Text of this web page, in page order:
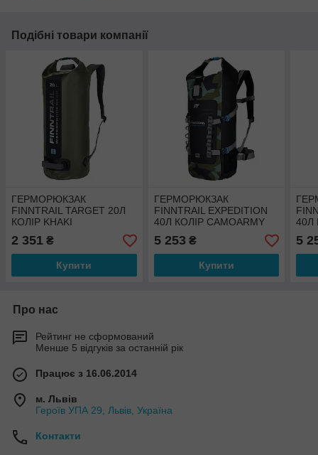
Подібні товари компанії
ГЕРМОРЮКЗАК
FINNTRAIL TARGET 20Л
КОЛІР KHAKI
2 351 ₴
Купити
ГЕРМОРЮКЗАК
FINNTRAIL EXPEDITION
40Л КОЛІР CAMOARMY
5 253 ₴
Купити
40Л
5
Про нас
Рейтинг не сформований
Менше 5 відгуків за останній рік
Працює з 16.06.2014
м. Львів
Героїв УПА 29, Львів, Україна
Контакти